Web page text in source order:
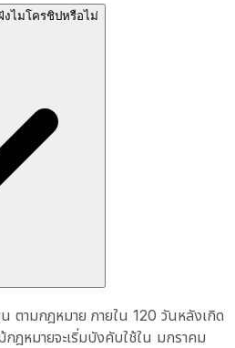
ไมโครชิปหรือไม่
ตามกฎหมาย ภายใน 120 วันหลังเกิด
ฎหมายจะเริ่มบังคับใช้ใน มกราคม